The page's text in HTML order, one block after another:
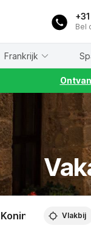
Bel
Frankrijk
Vlakbij